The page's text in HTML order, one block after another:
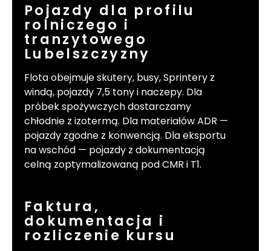
Pojazdy dla profilu
rolniczego i
tranzytowego
Lubelszczyzny
Flota obejmuje skutery, busy, Sprintery z
windą, pojazdy 7,5 tony i naczepy. Dla
próbek spożywczych dostarczamy
chłodnie z izotermą. Dla materiałów ADR —
pojazdy zgodne z konwencją. Dla eksportu
na wschód — pojazdy z dokumentacją
celną zoptymalizowaną pod CMR i T1.
Faktura,
dokumentacja i
rozliczenie kursu